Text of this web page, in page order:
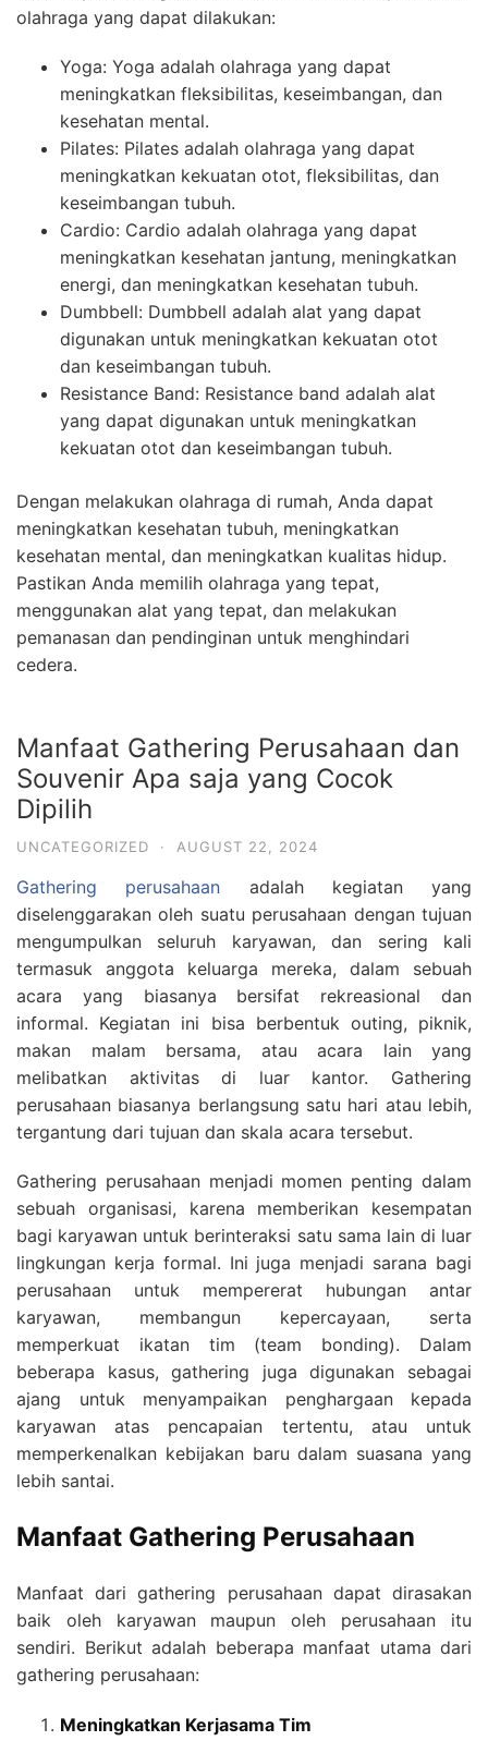
olahraga yang dapat dilakukan:
Yoga: Yoga adalah olahraga yang dapat
meningkatkan fleksibilitas, keseimbangan, dan
kesehatan mental.
Pilates: Pilates adalah olahraga yang dapat
meningkatkan kekuatan otot, fleksibilitas, dan
keseimbangan tubuh.
Cardio: Cardio adalah olahraga yang dapat
meningkatkan kesehatan jantung, meningkatkan
energi, dan meningkatkan kesehatan tubuh.
Dumbbell: Dumbbell adalah alat yang dapat
digunakan untuk meningkatkan kekuatan otot
dan keseimbangan tubuh.
Resistance Band: Resistance band adalah alat
yang dapat digunakan untuk meningkatkan
kekuatan otot dan keseimbangan tubuh.
Dengan melakukan olahraga di rumah, Anda dapat
meningkatkan kesehatan tubuh, meningkatkan
kesehatan mental, dan meningkatkan kualitas hidup.
Pastikan Anda memilih olahraga yang tepat,
menggunakan alat yang tepat, dan melakukan
pemanasan dan pendinginan untuk menghindari
cedera.
Manfaat Gathering Perusahaan dan
Souvenir Apa saja yang Cocok
Dipilih
UNCATEGORIZED · AUGUST 22, 2024
Gathering perusahaan adalah kegiatan yang
diselenggarakan oleh suatu perusahaan dengan tujuan
mengumpulkan seluruh karyawan, dan sering kali
termasuk anggota keluarga mereka, dalam sebuah
acara yang biasanya bersifat rekreasional dan
informal. Kegiatan ini bisa berbentuk outing, piknik,
makan malam bersama, atau acara lain yang
melibatkan aktivitas di luar kantor. Gathering
perusahaan biasanya berlangsung satu hari atau lebih,
tergantung dari tujuan dan skala acara tersebut.
Gathering perusahaan menjadi momen penting dalam
sebuah organisasi, karena memberikan kesempatan
bagi karyawan untuk berinteraksi satu sama lain di luar
lingkungan kerja formal. Ini juga menjadi sarana bagi
perusahaan untuk mempererat hubungan antar
karyawan, membangun kepercayaan, serta
memperkuat ikatan tim (team bonding). Dalam
beberapa kasus, gathering juga digunakan sebagai
ajang untuk menyampaikan penghargaan kepada
karyawan atas pencapaian tertentu, atau untuk
memperkenalkan kebijakan baru dalam suasana yang
lebih santai.
Manfaat Gathering Perusahaan
Manfaat dari gathering perusahaan dapat dirasakan
baik oleh karyawan maupun oleh perusahaan itu
sendiri. Berikut adalah beberapa manfaat utama dari
gathering perusahaan:
Meningkatkan Kerjasama Tim